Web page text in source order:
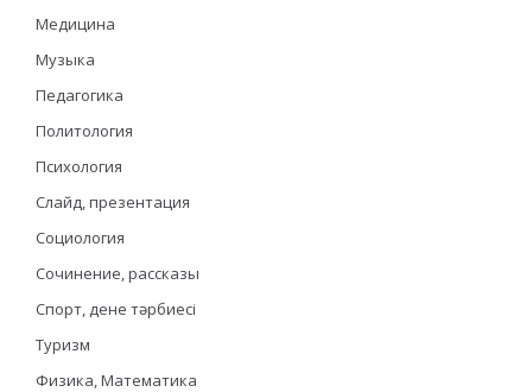
Медицина
Музыка
Педагогика
Политология
Психология
Слайд, презентация
Социология
Сочинение, рассказы
Спорт, дене тәрбиесі
Туризм
Физика, Математика